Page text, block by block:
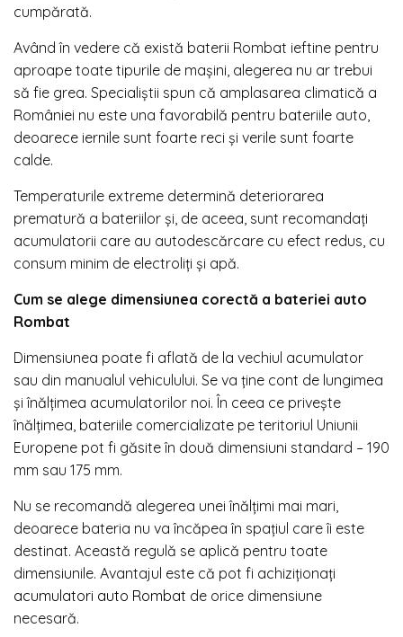
cumpărată.
Având în vedere că există baterii Rombat ieftine pentru
aproape toate tipurile de maşini, alegerea nu ar trebui
să fie grea. Specialiştii spun că amplasarea climatică a
României nu este una favorabilă pentru bateriile auto,
deoarece iernile sunt foarte reci şi verile sunt foarte
calde.
Temperaturile extreme determină deteriorarea
prematură a bateriilor şi, de aceea, sunt recomandaţi
acumulatorii care au autodescărcare cu efect redus, cu
consum minim de electroliţi şi apă.
Cum se alege dimensiunea corectă a bateriei auto
Rombat
Dimensiunea poate fi aflată de la vechiul acumulator
sau din manualul vehiculului. Se va ţine cont de lungimea
şi înălţimea acumulatorilor noi. În ceea ce priveşte
înălţimea, bateriile comercializate pe teritoriul Uniunii
Europene pot fi găsite în două dimensiuni standard – 190
mm sau 175 mm.
Nu se recomandă alegerea unei înălţimi mai mari,
deoarece bateria nu va încăpea în spaţiul care îi este
destinat. Această regulă se aplică pentru toate
dimensiunile. Avantajul este că pot fi achiziţionaţi
acumulatori auto Rombat de orice dimensiune
necesară.